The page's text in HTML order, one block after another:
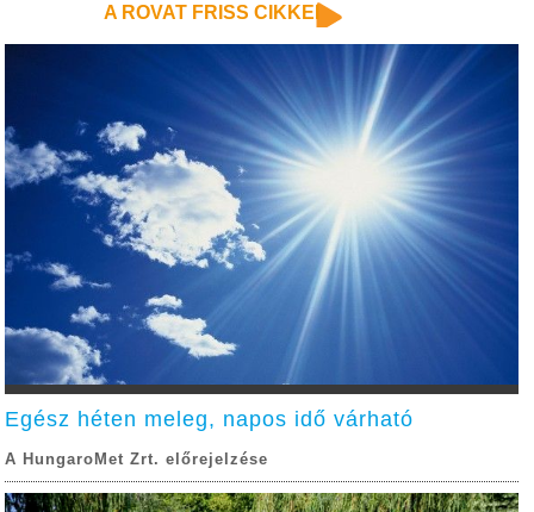
A ROVAT FRISS CIKKEI
Egész héten meleg, napos idő várható
A HungaroMet Zrt. előrejelzése